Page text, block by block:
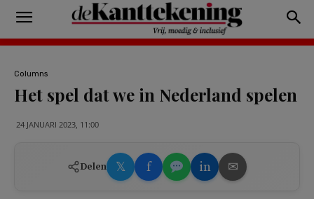
Columns
Het spel dat we in Nederland spelen
24 JANUARI 2023, 11:00
Delen 𝕏 f in ✉